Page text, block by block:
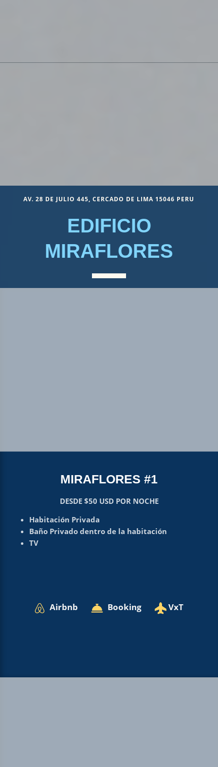
AV. 28 DE JULIO 445, CERCADO DE LIMA 15046 PERU
EDIFICIO
MIRAFLORES
MIRAFLORES #1
DESDE $50 USD POR NOCHE
Habitación Privada
Baño Privado dentro de la habitación
TV
Airbnb Booking VxT